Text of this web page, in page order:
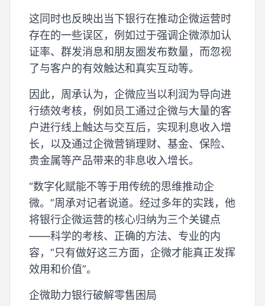
这同时也反映出当下银行在推动企微运营时
存在的一些误区，例如过于强调企微添加认
证率、群发消息和朋友圈发布数量，而忽视
了与客户的有效触达和真实互动等。
因此，周承认为，企微应当以利润为导向进
行绩效考核，例如员工通过企微与大量的客
户进行线上触达与交互后，实现利息收入增
长，以及通过企微营销理财、基金、保险、
贵金属等产品带来的非息收入增长。
“数字化赋能不等于用传统的思维推动企
微。”周承对记者说道。经过多年的实践，他
将银行企微运营的核心归纳为三个关键点
——科学的考核、正确的方法、专业的内
容，“只有做好这三方面，企微才能真正发挥
效用和价值”。
企微助力银行破解零售困局